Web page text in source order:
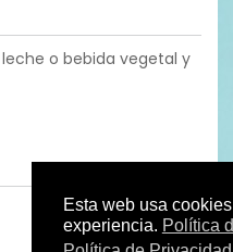
o bebida vegetal y